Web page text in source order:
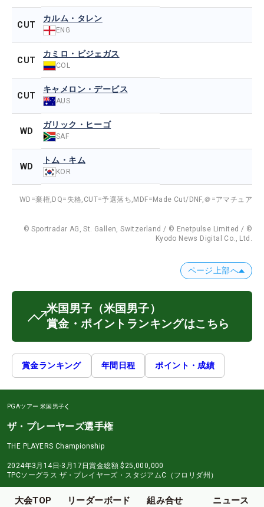
CUT
カルム・タレン
ENG
CUT
カミロ・ビジェガス
COL
CUT
キャメロン・デービス
AUS
WD
ガリック・ヒーゴ
SAF
WD
トム・キム
KOR
WD=棄権, DQ=失格, CUT=予選落ち, MDF=Made Cut/DNF,＠=アマチュア
© Sportradar AG, St. Gallen, Switzerland / © Enetpulse Limited / ©
Kyodo News Digital Co., Ltd.
ページ上部へ
米国男子 （米国男子）
賞金・ポイントランキングはこちら
賞金ランキング 年間日程 ポイント・成績
PGAツアー 米国男子
ザ・プレーヤーズ選手権
THE PLAYERS Championship
2024年3月14日-3月17日賞金総額 $25,000,000
TPCソーグラス ザ・プレイヤーズ・スタジアムC（フロリダ州）
大会TOP リーダーボード 組み合せ ニュース